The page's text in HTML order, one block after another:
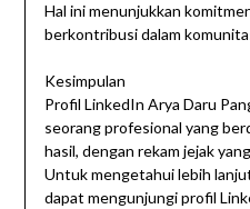
Hal ini menunjukkan
berkontribusi dalam
Kesimpulan
Profil LinkedIn Arya Daru
seorang profesional yang
hasil, dengan rekam jejak
Untuk mengetahui lebih
dapat mengunjungi profil